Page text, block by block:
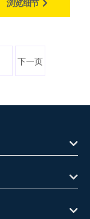
浏览细节
下一页